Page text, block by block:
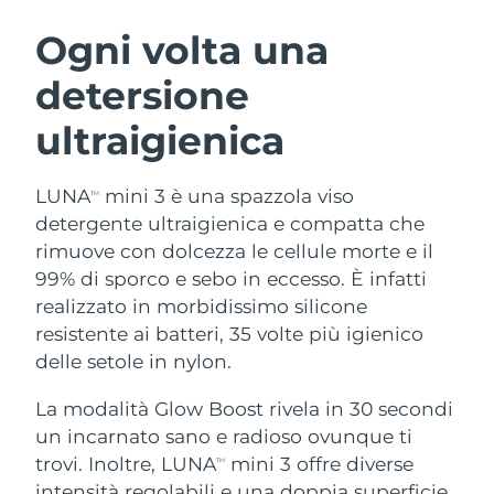
Ogni volta una
detersione
ultraigienica
LUNATM
mini 3 è una spazzola viso
detergente ultraigienica e compatta che
rimuove con dolcezza le cellule morte e il
99% di sporco e sebo in eccesso. È infatti
realizzato in morbidissimo silicone
resistente ai batteri, 35 volte più igienico
delle setole in nylon.
La modalità Glow Boost rivela in 30 secondi
un incarnato sano e radioso ovunque ti
trovi. Inoltre, LUNATM
mini 3 offre diverse
Detersione viso
Anti-aging massage
LUNA™ 4 Plus
Massage, LED heating
For men, anti-aging massage
Lifting viso
Microcurrent toning
BEAR™ 2 go
Microcurrent toning on-the-go
Microcurrent line smoothing device
Idratazione
UFO™ 3 pacchetto
Deep facial hydration
UFO™ 3 LED
Near-infrared and red light therapy
device
Igiene orale
issa™ 4
Hybrid silicone sonic toothbrush
issa™ 4 plus
Smart hybrid silicone sonic toothbrush
TRATTAMENTI ANTI-AGE FAQ™
Anti-age Trattamenti LED
Austria
Bahrein Consegna stimata
Belgio Consegna stimata
Bermuda Consegna stimata
Bosnia ed
Erzegovina
Consegna stimata11.08.2026
Brunei Consegna stimata
Bulgaria
Canada Consegna stimata12.08.2026
Cile Consegna stimata12.08.2026